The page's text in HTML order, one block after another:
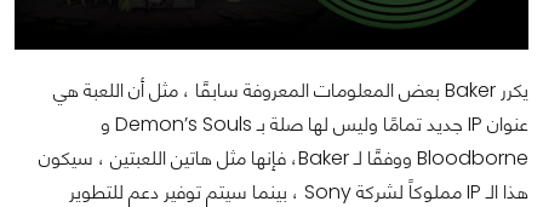
يكرر Baker بعض المعلومات المعروفة سابقًا ، مثل أن اللعبة هي
عنوان IP جديد تمامًا وليس لها صلة بـ Demon’s Souls و
Bloodborne ووفقًا لـ Baker، فإنها مثل هاتين اللعبتين ، سيكون
هذا الـ IP مملوكاً لشركة Sony ، بينما سيتم توفير دعم للتطوير